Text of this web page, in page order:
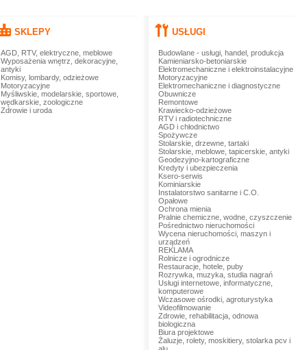
SKLEPY
AGD, RTV, elektryczne, meblowe
Wyposażenia wnętrz, dekoracyjne,
antyki
Komisy, lombardy, odzieżowe
Motoryzacyjne
Myśliwskie, modelarskie, sportowe,
wędkarskie, zoologiczne
Zdrowie i uroda
USŁUGI
Budowlane - usługi, handel, produkcja
Kamieniarsko-betoniarskie
Elektromechaniczne i elektroinstalacyjne
Motoryzacyjne
Elektromechaniczne i diagnostyczne
Obuwnicze
Remontowe
Krawiecko-odzieżowe
RTV i radiotechniczne
AGD i chłodnictwo
Spożywcze
Stolarskie, drzewne, tartaki
Stolarskie, meblowe, tapicerskie, antyki
Geodezyjno-kartograficzne
Kredyty i ubezpieczenia
Ksero-serwis
Kominiarskie
Instalatorstwo sanitarne i C.O.
Opałowe
Ochrona mienia
Pralnie chemiczne, wodne, czyszczenie
Pośrednictwo nieruchomości
Wycena nieruchomości, maszyn i
urządzeń
REKLAMA
Rolnicze i ogrodnicze
Restauracje, hotele, puby
Rozrywka, muzyka, studia nagrań
Usługi internetowe, informatyczne,
komputerowe
Wczasowe ośrodki, agroturystyka
Videofilmowanie
Zdrowie, rehabilitacja, odnowa
biologiczna
Biura projektowe
Żaluzje, rolety, moskitiery, stolarka pcv i